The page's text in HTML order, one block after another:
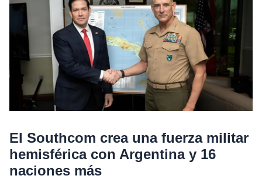
El Southcom crea una fuerza militar
hemisférica con Argentina y 16
naciones más